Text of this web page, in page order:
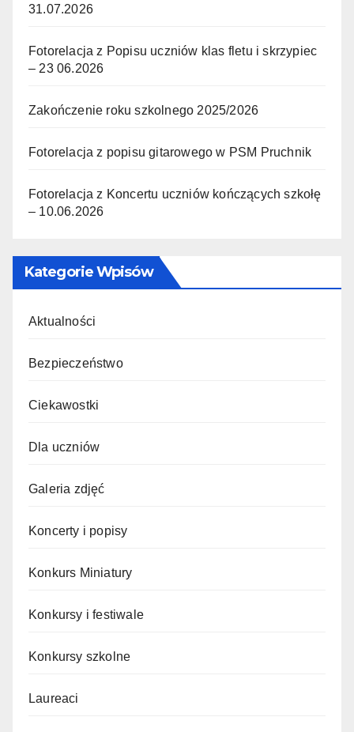
31.07.2026
Fotorelacja z Popisu uczniów klas fletu i skrzypiec
– 23 06.2026
Zakończenie roku szkolnego 2025/2026
Fotorelacja z popisu gitarowego w PSM Pruchnik
Fotorelacja z Koncertu uczniów kończących szkołę
– 10.06.2026
Kategorie Wpisów
Aktualności
Bezpieczeństwo
Ciekawostki
Dla uczniów
Galeria zdjęć
Koncerty i popisy
Konkurs Miniatury
Konkursy i festiwale
Konkursy szkolne
Laureaci